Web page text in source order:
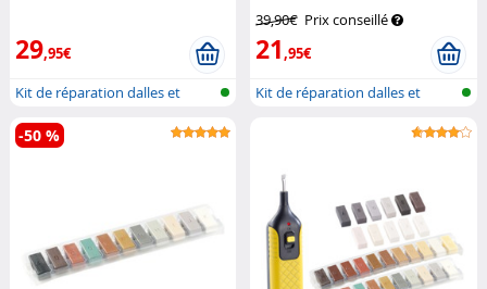
29,95€
Kit de réparation dalles et
carreau...
39,90€ Prix conseillé
21,95€
Kit de réparation dalles et
-50 %